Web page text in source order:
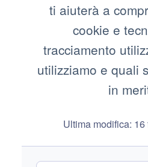
ti aiuterà a
cookie e
tracciamento
utilizziamo e quali
in
Ultima modifica: